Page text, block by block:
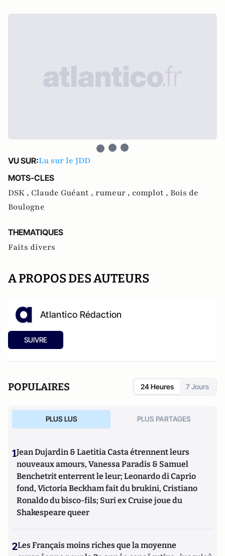
VU SUR:Lu sur le JDD
MOTS-CLES
DSK , Claude Guéant , rumeur , complot , Bois de
Boulogne
THEMATIQUES
Faits divers
A PROPOS DES AUTEURS
Atlantico Rédaction
SUIVRE
POPULAIRES 24 Heures 7 Jours
PLUS LUS PLUS PARTAGES
1Jean Dujardin & Laetitia Casta étrennent leurs
nouveaux amours, Vanessa Paradis & Samuel
Benchetrit enterrent le leur; Leonardo di Caprio
fond, Victoria Beckham fait du brukini, Cristiano
Ronaldo du bisco-fils; Suri ex Cruise joue du
Shakespeare queer
2Les Français moins riches que la moyenne